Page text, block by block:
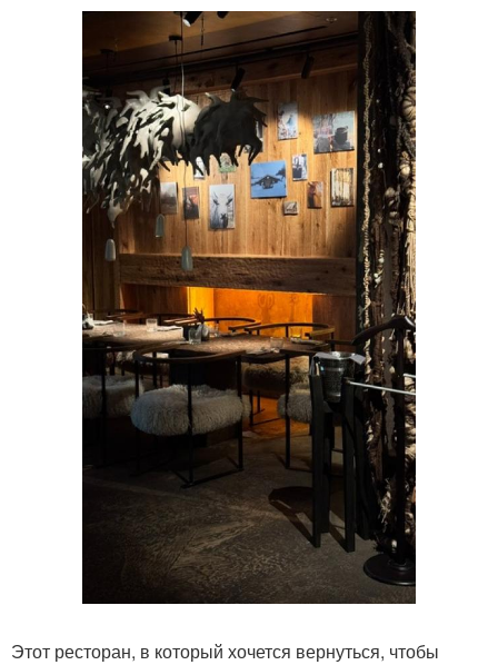
Этот ресторан, в который хочется вернуться, чтобы